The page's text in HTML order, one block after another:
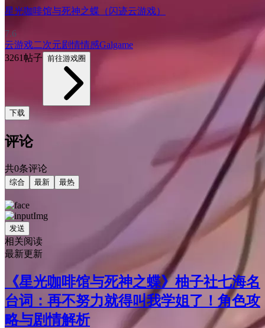
星光咖啡馆与死神之蝶（闪迹云游戏）
7.6
云游戏二次元剧情情感Galgame
3261帖子 前往游戏圈
下载
评论
共0条评论
综合 最新 最热
发送
相关阅读
最新更新
《星光咖啡馆与死神之蝶》柚子社七海名
台词：再不努力就得叫我学姐了！角色攻
略与剧情解析